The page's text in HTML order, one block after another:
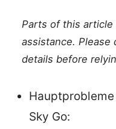
Parts of this
assistance.
details before
Sky Go: